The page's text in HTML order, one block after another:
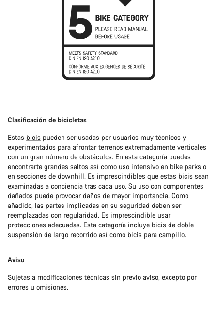
Clasificación de bicicletas
Estas bicis pueden ser usadas por usuarios muy técnicos y
experimentados para afrontar terrenos extremadamente verticales
con un gran número de obstáculos. En esta categoría puedes
encontrarte grandes saltos así como uso intensivo en bike parks o
en secciones de downhill. Es imprescindibles que estas bicis sean
examinadas a conciencia tras cada uso. Su uso con componentes
dañados puede provocar daños de mayor importancia. Como
añadido, las partes implicadas en su seguridad deben ser
reemplazadas con regularidad. Es imprescindible usar
protecciones adecuadas. Esta categoría incluye bicis de doble
suspensión de largo recorrido así como bicis para campillo.
Aviso
Sujetas a modificaciones técnicas sin previo aviso, excepto por
errores u omisiones.